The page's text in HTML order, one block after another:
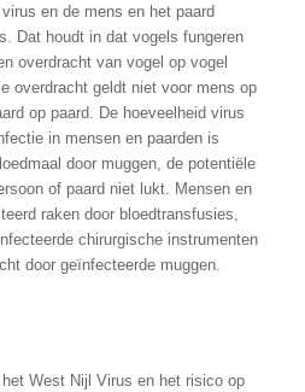
en de mens en het paard
Dat houdt in dat vogels fungeren
overdracht van vogel op vogel
overdracht geldt niet voor mens op
op paard. De hoeveelheid virus
in mensen en paarden is
door muggen, de potentiële
of paard niet lukt. Mensen en
raken door bloedtransfusies,
chirurgische instrumenten
door geïnfecteerde muggen.
het West Nijl Virus en het risico op